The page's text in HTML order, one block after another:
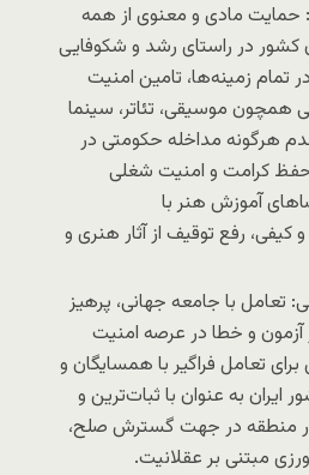
حمایت مادی و معنوی از همه
کشور در راستای رشد و شکوفایی
تمام زمینه‌ها، تامین امنیت
همچون موسیقی، تئاتر، سینما
هرگونه مداخله حکومتی در
حفظ کرامت و امنیت شغلی
آموزش هنر با
کیفی، رفع توقیف از آثار هنری و
با جامعه جهانی، پرهیز
آزمون و خطا در عرصه امنیت
تعامل فراگیر با همسایگان و
ایران به عنوان با ثبات‌ترین و
منطقه در جهت گسترش صلح،
مبتنی بر عقلانیت.